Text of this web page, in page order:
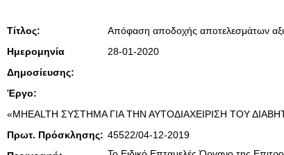
Τίτλος:
Απόφαση αποδοχής αποτελεσμάτων
Ημερομηνία
Δημοσίευσης:
28-01-2020
Έργο:
«MHEALTH ΣΥΣΤΗΜΑ ΓΙΑ ΤΗΝ ΑΥΤΟΔΙΑΧΕΙΡΙΣΗ ΤΟΥ
Πρωτ. Πρόσκλησης: 45522/04-12-2019